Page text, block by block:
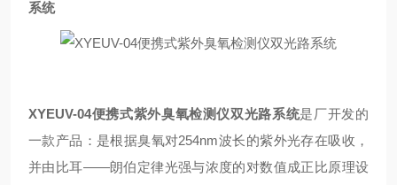
系统
XYEUV-04便携式紫外臭氧检测仪双光路系统是厂开发的
一款产品：是根据臭氧对254nm波长的紫外光存在吸收，
并由比耳——朗伯定律光强与浓度的对数值成正比原理设